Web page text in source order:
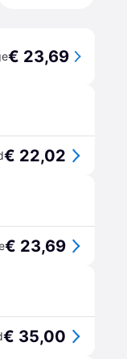
€ 23,69
€ 22,02
€ 23,69
€ 35,00